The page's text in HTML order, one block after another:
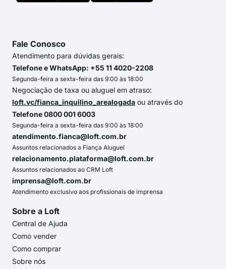
Fale Conosco
Atendimento para dúvidas gerais:
Telefone e WhatsApp: +55 11 4020-2208
Segunda-feira a sexta-feira das 9:00 às 18:00
Negociação de taxa ou aluguel em atraso:
loft.vc/fianca_inquilino_arealogada ou através do
Telefone 0800 001 6003
Segunda-feira a sexta-feira das 9:00 às 18:00
atendimento.fianca@loft.com.br
Assuntos relacionados a Fiança Aluguel
relacionamento.plataforma@loft.com.br
Assuntos relacionados ao CRM Loft
imprensa@loft.com.br
Atendimento exclusivo aos profissionais de imprensa
Sobre a Loft
Central de Ajuda
Como vender
Como comprar
Sobre nós